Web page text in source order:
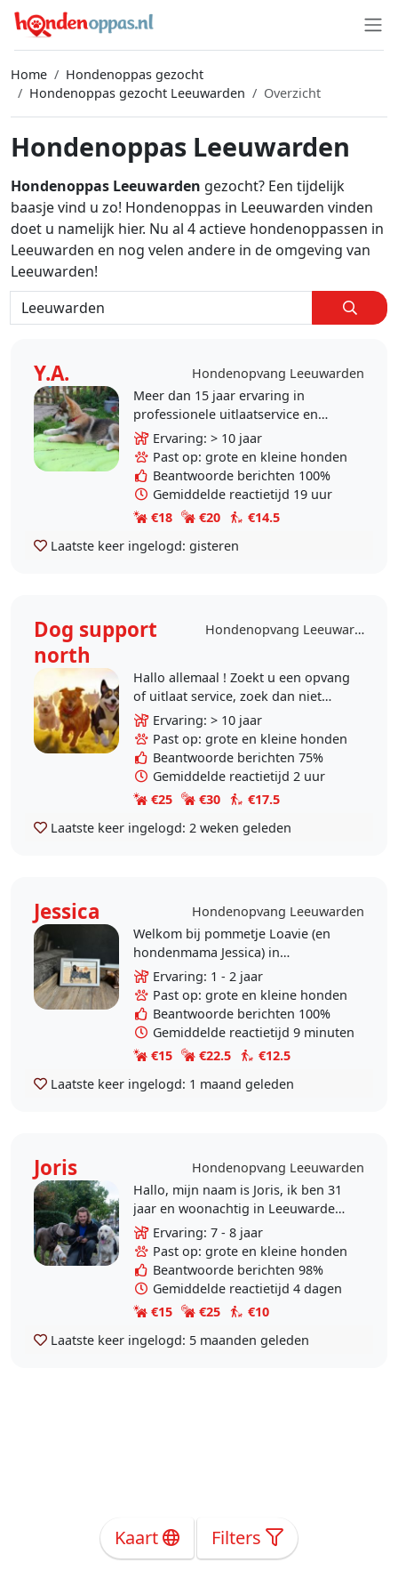
Home
Hondenoppas gezocht
Hondenoppas gezocht Leeuwarden
Overzicht
Hondenoppas Leeuwarden
Hondenoppas Leeuwarden gezocht? Een tijdelijk
baasje vind u zo! Hondenoppas in Leeuwarden vinden
doet u namelijk hier. Nu al 4 actieve hondenoppassen in
Leeuwarden en nog velen andere in de omgeving van
Leeuwarden!
Y.A.
Hondenopvang Leeuwarden
Meer dan 15 jaar ervaring in
professionele uitlaatservice en
opvang. Gediplomeerd Kynologisch
instructeur A en B. Certificaat
Dierenartsassistente.
Ervaring: > 10 jaar
Past op: grote en kleine honden
Beantwoorde berichten 100%
Gemiddelde reactietijd 19 uur
€18
€20
€14.5
Laatste keer ingelogd: gisteren
Dog support
north
Hondenopvang Leeuwarden
Hallo allemaal ! Zoekt u een opvang
of uitlaat service, zoek dan niet
verder en contact met mij 😀
opvang in huiselijke sfeer : Honden
krijgen..
Ervaring: > 10 jaar
Past op: grote en kleine honden
Beantwoorde berichten 75%
Gemiddelde reactietijd 2 uur
€25
€30
€17.5
Laatste keer ingelogd: 2 weken geleden
Jessica
Hondenopvang Leeuwarden
Welkom bij pommetje Loavie (en
hondenmama Jessica) in
Leeuwarden! Loavie is een
enthousiaste en speelse pup die
iedereen die een beetje lief voor..
Ervaring: 1 - 2 jaar
Past op: grote en kleine honden
Beantwoorde berichten 100%
Gemiddelde reactietijd 9 minuten
€15
€22.5
€12.5
Laatste keer ingelogd: 1 maand geleden
Joris
Hondenopvang Leeuwarden
Hallo, mijn naam is Joris, ik ben 31
jaar en woonachtig in Leeuwarden.
Op dit moment ben ik fulltime
hondenoppas en daarnaast heb ik
ook een..
Ervaring: 7 - 8 jaar
Past op: grote en kleine honden
Beantwoorde berichten 98%
Gemiddelde reactietijd 4 dagen
€15
€25
€10
Laatste keer ingelogd: 5 maanden geleden
Kaart Filters